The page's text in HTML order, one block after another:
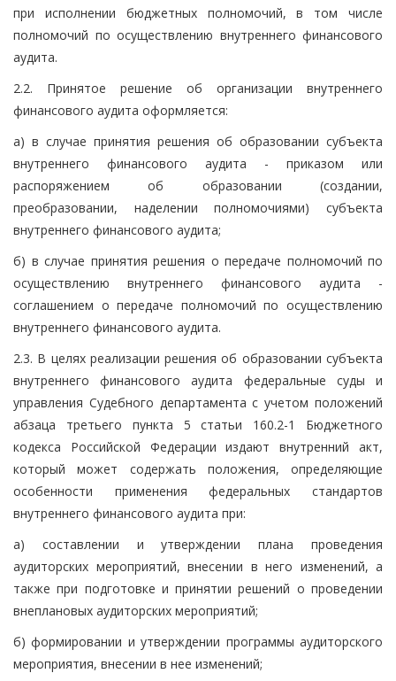
при исполнении бюджетных полномочий, в том числе
полномочий по осуществлению внутреннего финансового
аудита.
2.2. Принятое решение об организации внутреннего
финансового аудита оформляется:
а) в случае принятия решения об образовании субъекта
внутреннего финансового аудита - приказом или
распоряжением об образовании (создании,
преобразовании, наделении полномочиями) субъекта
внутреннего финансового аудита;
б) в случае принятия решения о передаче полномочий по
осуществлению внутреннего финансового аудита -
соглашением о передаче полномочий по осуществлению
внутреннего финансового аудита.
2.3. В целях реализации решения об образовании субъекта
внутреннего финансового аудита федеральные суды и
управления Судебного департамента с учетом положений
абзаца третьего пункта 5 статьи 160.2-1 Бюджетного
кодекса Российской Федерации издают внутренний акт,
который может содержать положения, определяющие
особенности применения федеральных стандартов
внутреннего финансового аудита при:
а) составлении и утверждении плана проведения
аудиторских мероприятий, внесении в него изменений, а
также при подготовке и принятии решений о проведении
внеплановых аудиторских мероприятий;
б) формировании и утверждении программы аудиторского
мероприятия, внесении в нее изменений;